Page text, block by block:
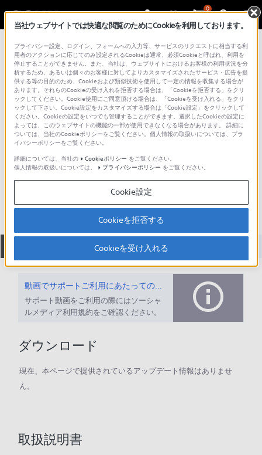
0
総合サポート・お問い合わせ その他カメラアクセサリー
ALC-SH135
ダウンロード 取扱説明書
動画でサポートご利用にあたってのお願い
サポート動画をご利用の際にはソーシャ
ルメディア利用規約をご確認ください。
ダウンロード
現在、本ページで提供されているアップデート情報はありませ
ん。
取扱説明書
当社ウェブサイトでは快適な閲覧のためにCookieを利用しております。
プライバシー設定、ログイン、フォームへの入力等、サービスのリクエストに相当する利
用者のアクションに応じてのみ設定されるCookieは通常、必須Cookieと呼ばれ、利用を
停止することができません。また、当社は、ウェブサイトにおけるお客様の利用状況を分
析するため、あるいは個々のお客様に対してよりカスタマイズされたサービス・広告を提
供する等の目的のため、Cookieおよび類似技術を使用して一定の情報を収集する場合が
あります。それらのCookieの受け入れを拒否する場合は、「Cookieを拒否する」をクリ
ックしてください。Cookie使用にご同意頂ける場合は、「Cookieを受け入れる」をクリ
ックして下さい。Cookie設定をカスタマイズする場合は「Cookie設定」をクリックして
ください。Cookieの設定をいつでも管理することができます。選択したCookieの設定に
よっては、このウェブサイトの機能の一部が使用できなくなる場合があります。 詳細に
ついては、当社のCookieポリシーをご覧ください。個人情報の取扱いについては、プラ
イバシーポリシーをご覧ください。
詳細については、当社の
Cookieポリシー をご覧ください。
個人情報の取扱いについては、
プライバシーポリシー をご覧ください。
Cookie設定
Cookieを拒否する
Cookieを受け入れる